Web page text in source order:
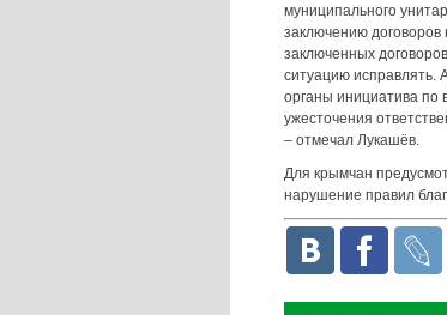
муниципального
заключению
заключенных
ситуацию исправлять.
органы инициатива по
ужесточения
– отмечал Лукашёв.
Для крымчан
нарушение правил